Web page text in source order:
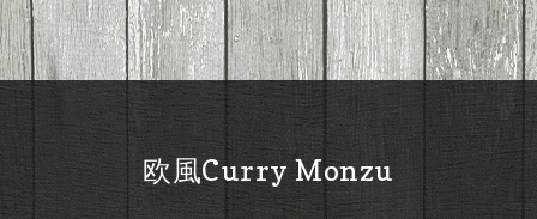
欧風Curry Monzu